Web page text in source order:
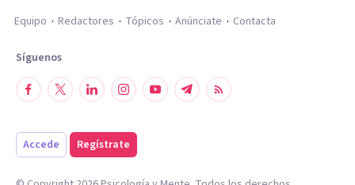
Equipo
Redactores Tópicos Anúnciate Contacta
Síguenos
Accede Regístrate